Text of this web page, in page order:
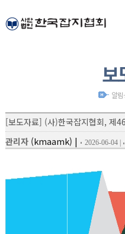
01
잡지
한국잡지협회 홈
보
알림
[보도자료] (사)한국잡지협회, 제
관리자(kmaamk) | 2026-06-04|